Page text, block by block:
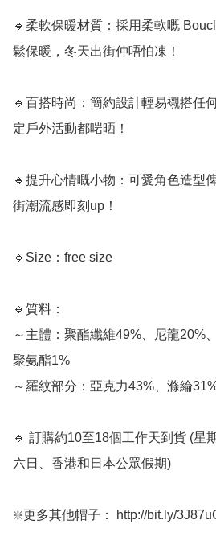
🔹柔軟保暖材質：採用柔軟嘅
鬆保暖，冬天出街仲唔怕凍！
🔹百搭時尚：簡約設計輕易襯搭任
定戶外活動都啱晒！
🔹提升心情嘅小物：可愛角色造型
街潮流感即刻up！
🔹Size：free size
🔹質料：
～主體：聚酯纖維49%、尼龍20%
聚氨酯1%
～羅紋部分：亞克力43%、滌綸
🔹 訂購約10至18個工作天到貨 (星
六日、香港和日本公眾假期) ﻿
❇️更多其他帽子： http://bit.ly/